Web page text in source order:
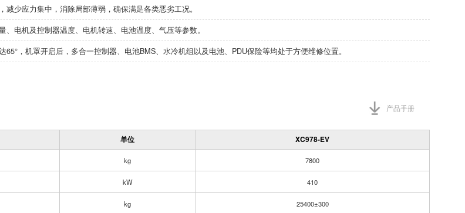
减少应力集中，消除局部薄弱，确保满足各类恶劣工况。
、电机及控制器温度、电机转速、电池温度、气压等参数。
65°，机罩开启后，多合一控制器、电池BMS、水冷机组以及电池、PDU保险等均处于方便维修位置。
产品手册
单位 XC978-EV
kg 7800
kW 410
kg 25400±300